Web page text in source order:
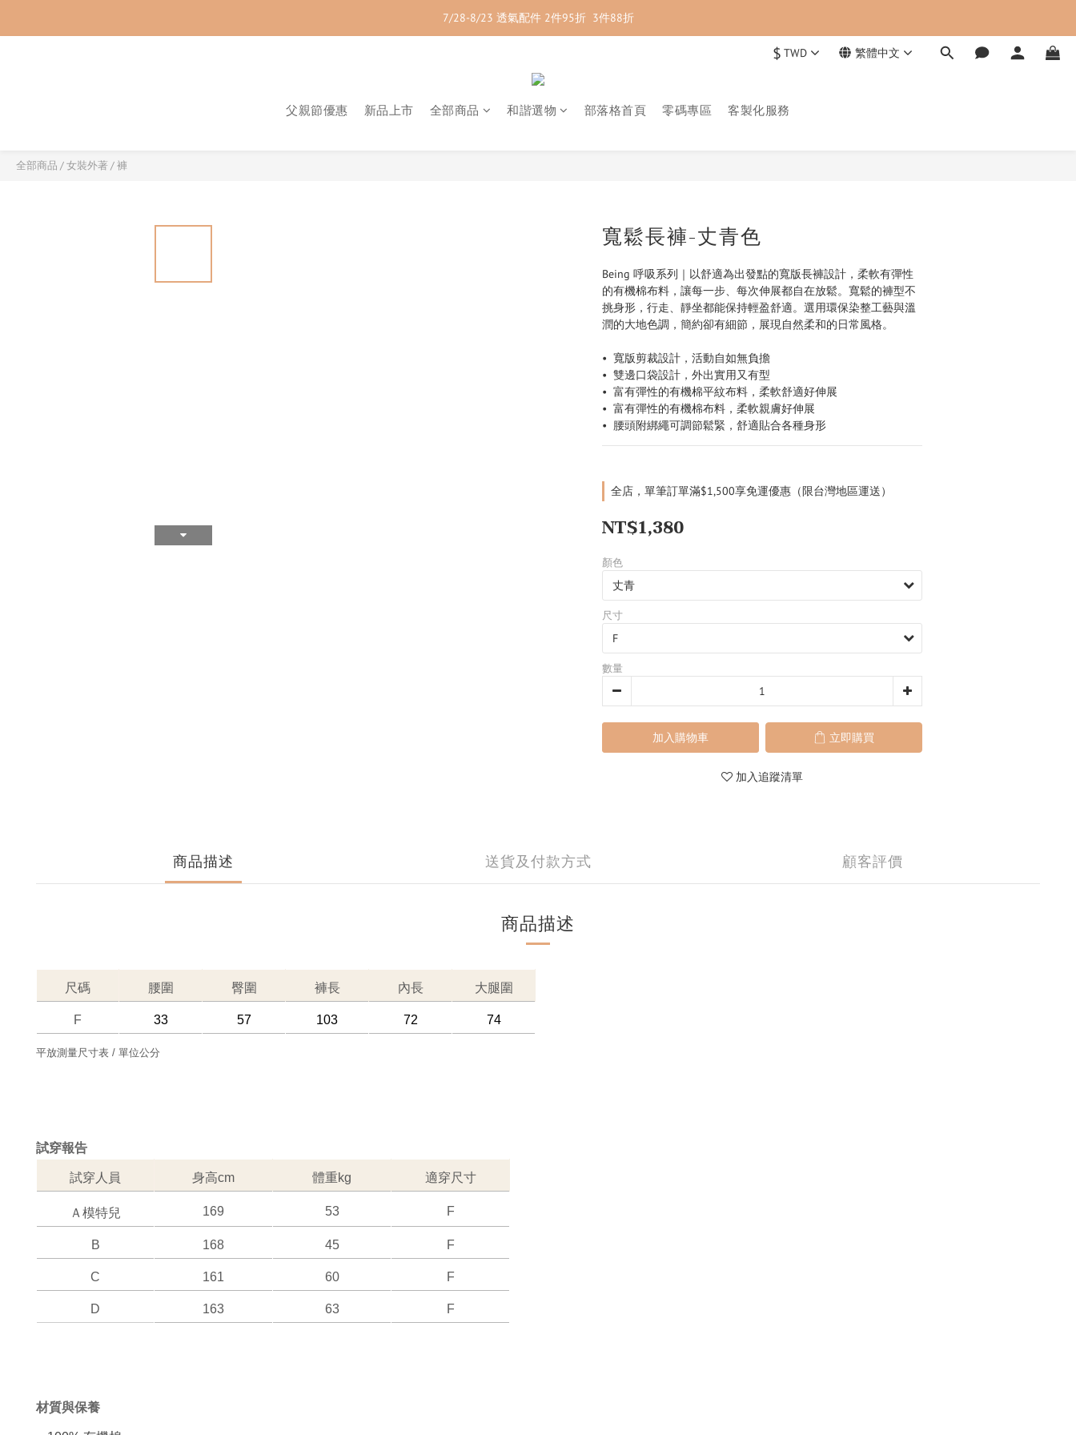
7/28-8/23 紳士內著 2件9折
7/28-8/23 透氣配件 2件95折  3件88折
$ TWD 繁體中文
父親節優惠 新品上市 全部商品 和諧選物 部落格首頁 零碼專區 客製化服務
全部商品 /女裝外著 /褲
寬鬆長褲-丈青色
Being 呼吸系列｜以舒適為出發點的寬版長褲設計，柔軟有彈性
的有機棉布料，讓每一步、每次伸展都自在放鬆。寬鬆的褲型不
挑身形，行走、靜坐都能保持輕盈舒適。選用環保染整工藝與溫
潤的大地色調，簡約卻有細節，展現自然柔和的日常風格。
•  寬版剪裁設計，活動自如無負擔
•  雙邊口袋設計，外出實用又有型
•  富有彈性的有機棉平紋布料，柔軟舒適好伸展
•  富有彈性的有機棉布料，柔軟親膚好伸展
•  腰頭附綁繩可調節鬆緊，舒適貼合各種身形
全店，單筆訂單滿$1,500享免運優惠（限台灣地區運送）
NT$1,380
顏色
尺寸
數量
加入購物車 立即購買
加入追蹤清單
商品描述 送貨及付款方式 顧客評價
商品描述
尺碼 腰圍 臀圍 褲長 內長 大腿圍
F 33 57 103 72 74
平放測量尺寸表 / 單位公分
試穿報告
試穿人員 身高cm 體重kg 適穿尺寸
Ａ模特兒 169 53 F
B 168 45 F
C 161 60 F
D 163 63 F
材質與保養